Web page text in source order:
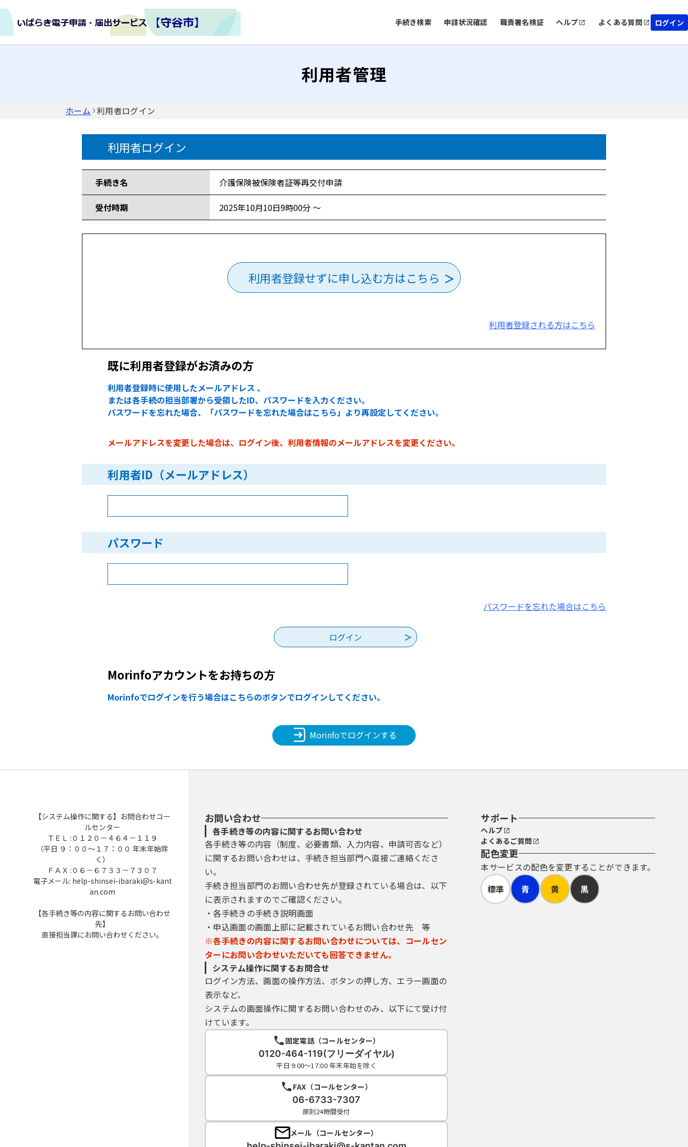
手続き検索 申請状況確認 職責署名検証 ヘルプ よくある質問 ログイン
利用者管理
ホーム 利用者ログイン
利用者ログイン
手続き名 介護保険被保険者証等再交付申請
受付時期 2025年10月10日9時00分 ～
利用者登録せずに申し込む方はこちら
利用者登録される方はこちら
既に利用者登録がお済みの方
利用者登録時に使用したメールアドレス 、
または各手続の担当部署から受領したID、パスワードを入力ください。
パスワードを忘れた場合、「パスワードを忘れた場合はこちら」より再設定してください。
メールアドレスを変更した場合は、ログイン後、利用者情報のメールアドレスを変更ください。
利用者ID（メールアドレス）
パスワード
パスワードを忘れた場合はこちら
Morinfoアカウントをお持ちの方
Morinfoでログインを行う場合はこちらのボタンでログインしてください。
Morinfoでログインする
【システム操作に関する】お問合わせコー
ルセンター
ＴＥＬ :０１２０－４６４－１１９
（平日 ９：００～１７：００ 年末年始除
く）
ＦＡＸ :０６－６７３３－７３０７
電子メール: help-shinsei-ibaraki@s-kant
an.com
【各手続き等の内容に関するお問い合わせ
先】
直接担当課にお問い合わせください。
お問い合わせ
各手続き等の内容に関するお問い合わせ
各手続き等の内容（制度、必要書類、入力内容、申請可否など）
に関するお問い合わせは、手続き担当部門へ直接ご連絡くださ
い。
手続き担当部門のお問い合わせ先が登録されている場合は、以下
に表示されますのでご確認ください。
・各手続きの手続き説明画面
・申込画面の画面上部に記載されているお問い合わせ先 等
※各手続きの内容に関するお問い合わせについては、コールセン
ターにお問い合わせいただいても回答できません。
システム操作に関するお問合せ
ログイン方法、画面の操作方法、ボタンの押し方、エラー画面の
表示など、
システムの画面操作に関するお問い合わせのみ、以下にて受け付
けています。
固定電話（コールセンター）
0120-464-119(フリーダイヤル)
平日 9:00～17:00 年末年始を除く
FAX（コールセンター）
06-6733-7307
原則24時間受付
メール（コールセンター）
サポート
ヘルプ
よくあるご質問
配色変更
本サービスの配色を変更することができます。
標準
青 黄 黒